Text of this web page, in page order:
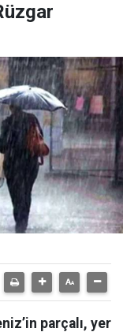
parçalı, yer